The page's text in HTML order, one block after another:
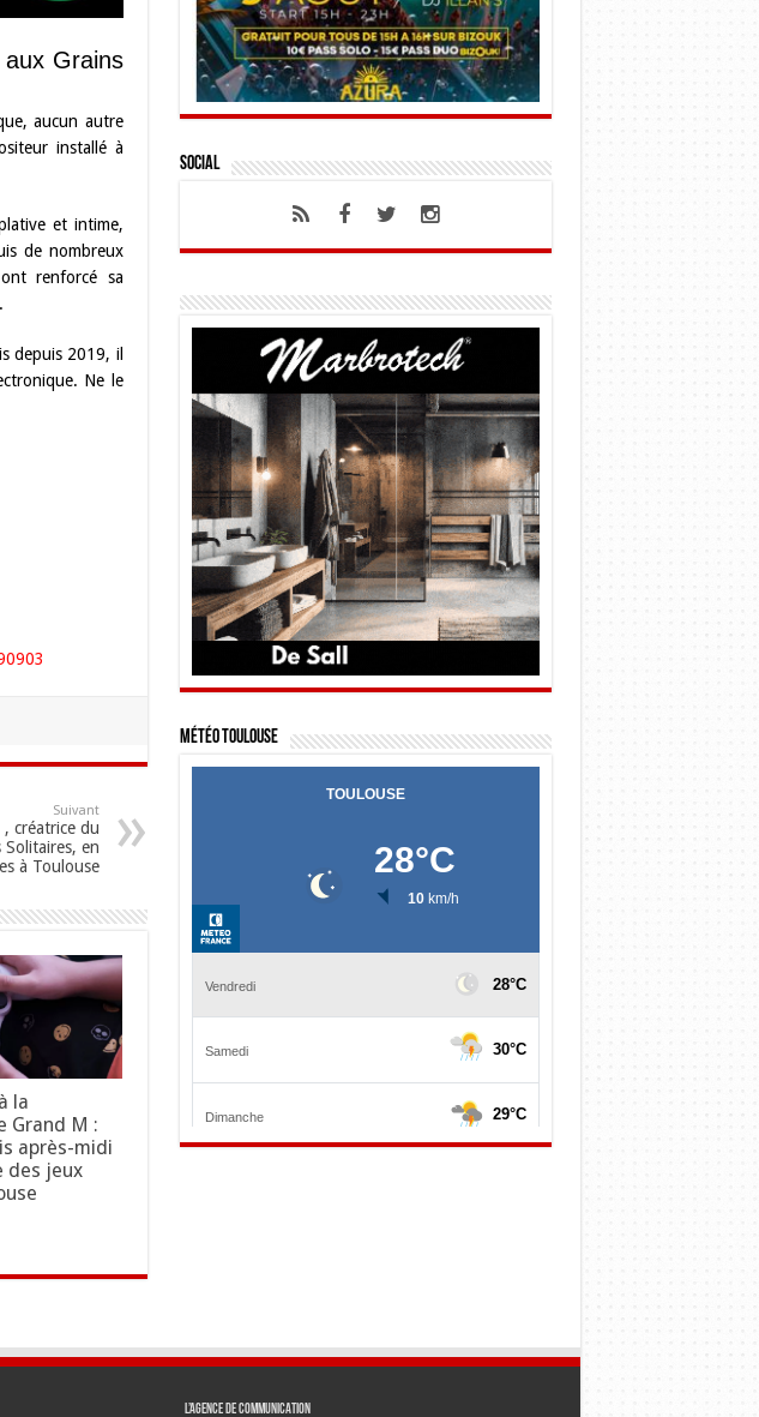
Grains
aucun autre
installé à
et intime,
de nombreux
renforcé sa
depuis 2019, il
Ne le
Suivant
créatrice du
en
à Toulouse
la
Grand M :
après-midi
des jeux
Social
Météo Toulouse
L’agence de communication